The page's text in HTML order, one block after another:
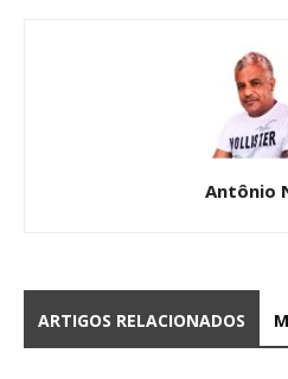
Antônio
ARTIGOS RELACIONADOS